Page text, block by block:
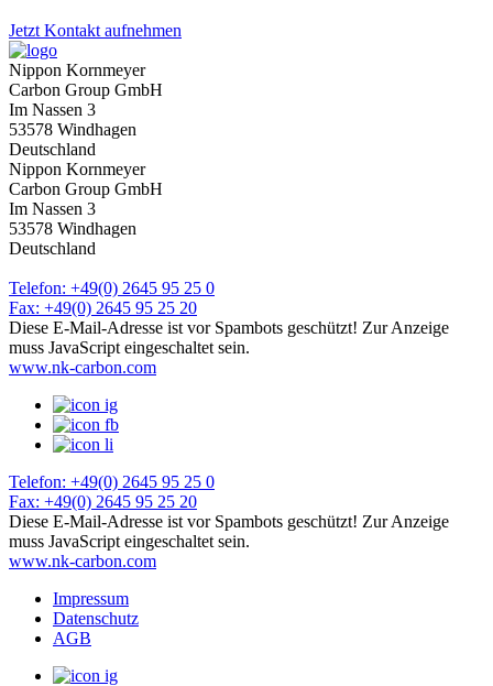
Jetzt Kontakt aufnehmen
Name*
Bitte tragen Sie Ihren Namen ein.
Unternehmen
Bitte tragen Sie Ihren Namen ein.
Telefon
Bitte tragen Sie eine gültige Telefonnummer (nur Zahlen) ein.
Telefon*
Bitte tragen Sie eine gültige Telefonnummer (nur Zahlen) ein.
E-Mail*
Bitte geben Sie eine gültige E-Mail Adresse an
Nachricht
Senden Sie uns Ihre Nachricht
Ich wünsche einen Rückruf
Ungültige Eingabe
Ja, ich habe dieDatenschutzerklärung
einverstanden, dass die von mir angegebenen Daten elektronisch erhoben und
gespeichert werden. Meine Daten werden dabei nur streng zweckgebunden zur
Bearbeitung und Beantwortung meiner Anfrage verwendet. Mit dem Absenden
des Kontaktformulars erkläre ich mich mit der Verarbeitung einverstanden.
Nippon Kornmeyer
Carbon Group GmbH
Im Nassen 3
53578 Windhagen
Deutschland
Nippon Kornmeyer
Carbon Group GmbH
Im Nassen 3
53578 Windhagen
Deutschland
Telefon: +49(0) 2645 95 25 0
Fax: +49(0) 2645 95 25 20
Diese E-Mail-Adresse ist vor Spambots geschützt! Zur Anzeige
muss JavaScript eingeschaltet sein.
www.nk-carbon.com
Telefon: +49(0) 2645 95 25 0
Fax: +49(0) 2645 95 25 20
Diese E-Mail-Adresse ist vor Spambots geschützt! Zur Anzeige
muss JavaScript eingeschaltet sein.
www.nk-carbon.com
Impressum
Datenschutz
AGB